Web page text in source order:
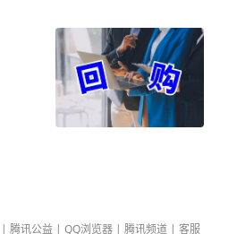
| 腾讯公益 | QQ浏览器 | 腾讯频道 | 客服